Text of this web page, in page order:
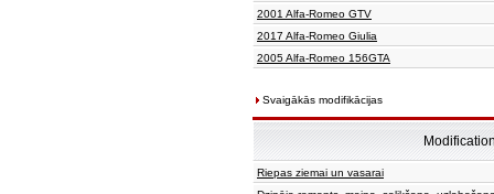
2001 Alfa-Romeo GTV
2017 Alfa-Romeo Giulia
2005 Alfa-Romeo 156GTA
Svaigākās modifikācijas
Riepas ziemai un vasarai